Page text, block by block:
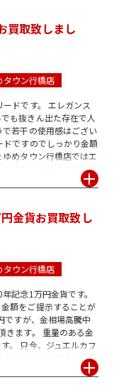
のご来店も大歓迎で
ります。
買取致しまし
タウン行橋店
ドです。 エレガンス
も抜きん出た存在で人
若干の使用感はござい
ですのでしっかり金額
めタウン行橋店ではエ
に是非お気軽にお立ち寄
ます。 お問合せだけ、
金貨お買取致し
タウン行橋店
記念1万円金貨です。
額をご提示することが
ですが、金相場高騰中
きます。 重量のある金
。 只今、ジュエルカフ
どの記念金貨のお買取
ェゆめタウン行橋店にお